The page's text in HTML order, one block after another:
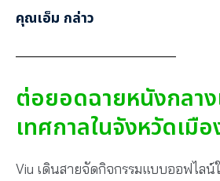
คุณเอ็ม กล่าว
ต่อยอดฉายหนังกลา
เทศกาลในจังหวัดเมื
Viu เดินสายจัดกิจกรรมแบบออฟไล